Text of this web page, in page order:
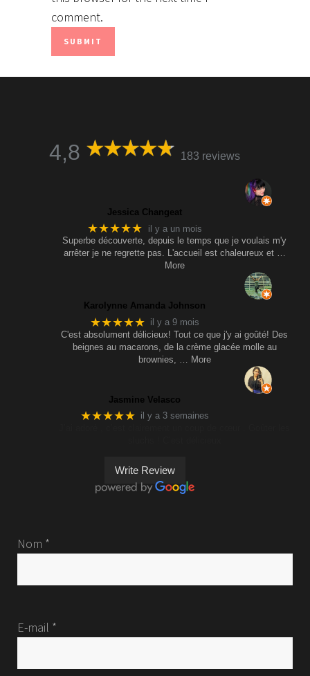
comment.
4,8 183 reviews
Jessica Changeat
★★★★★
il y a un mois
Superbe découverte, depuis le temps que je voulais m'y
arrêter je ne regrette pas. L'accueil est chaleureux et …
More
Karolynne Amanda Johnson
★★★★★ il y a 9 mois
C'est absolument délicieux! Tout ce que j'y ai goûté! Des
beignes au macarons, de la crème glacée molle au
brownies,
… More
Jasmine Velasco
★★★★★ il y a 3 semaines
Write Review
Nom *
E-mail *